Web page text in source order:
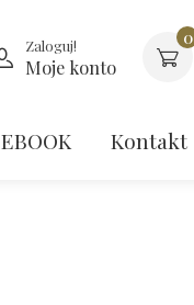
Zaloguj!
Moje konto
0
EBOOK Kontakt